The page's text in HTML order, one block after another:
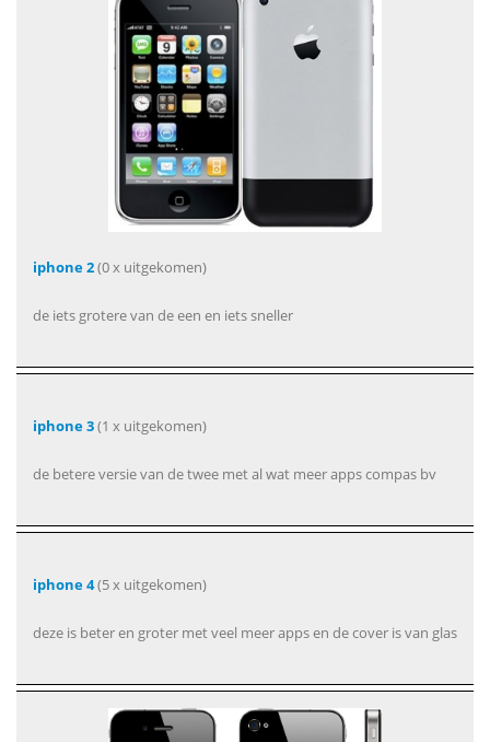
iphone 2(0 x uitgekomen)
de iets grotere van de een en iets sneller
iphone 3(1 x uitgekomen)
de betere versie van de twee met al wat meer apps compas bv
iphone 4(5 x uitgekomen)
deze is beter en groter met veel meer apps en de cover is van glas